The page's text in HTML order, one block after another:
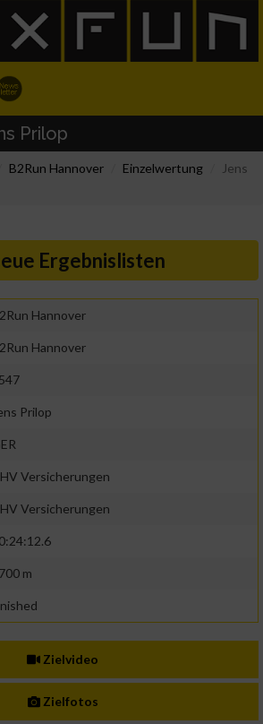
Prilop
B2Run Hannover Einzelwertung
Jens
Ergebnislisten
Hannover
Hannover
Prilop
Versicherungen
Versicherungen
m
Zielvideo
Zielfotos